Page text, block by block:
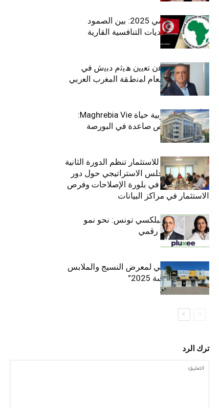
الاقتصاد التونسي 2025: بين الصمود
الاجتماعي وتحديات التنافسية القارية
ﺗﯾﺗرا ﺑﺎك ﺗﻌﻠن ﻋن ﺗﻌﯾﯾن ھﯾﺛم دﺑﯾش ﻓﻲ
ﻣﻧﺻب اﻟﻣدﯾر اﻟﻌﺎم ﻟﻣﻧطﻘﺔ اﻟﻣﻐرب اﻟﻌرﺑﻲ
وﻏرب أﻓرﯾﻘﯾﺎ
التأمينات المغربية حياة Maghrebia Vie:
فاعل رائد بفرص صاعدة في البورصة
(+34.8%)
الهيئة التونسية للاستثمار تنظم الدورة الثانية
والعشرين للمجلس الاستراتيجي حول دور
القطاع الخاص في بلورة الإصلاحات وفرص
الاستثمار في مراكز البيانات
قيادة مزدوجة لبلكسي تونس: نحو نمو
متسارع وتحول رقمي
الافتتاح الرسمي لمعرض النسيج والملابس
“إنترتكس سوسة 2025”
ترك الرد